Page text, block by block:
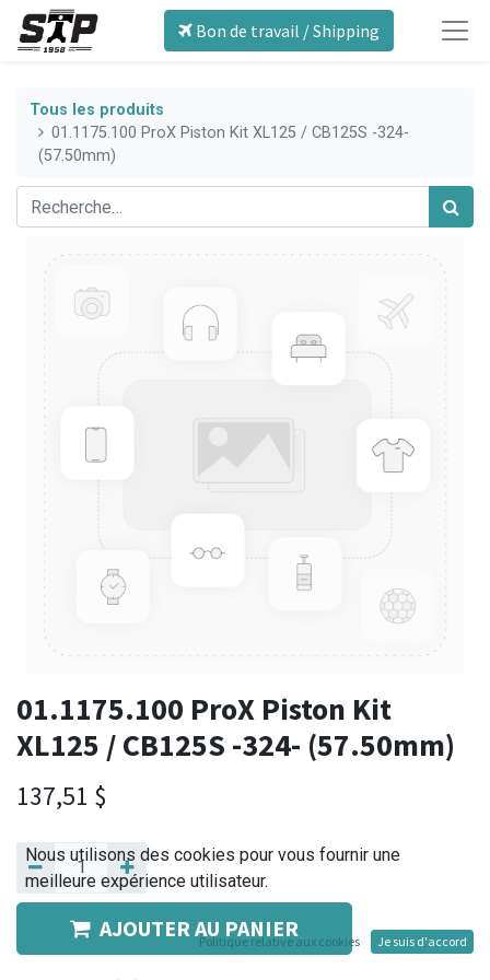
Bon de travail / Shipping
Tous les produits
01.1175.100 ProX Piston Kit XL125 / CB125S -324-
(57.50mm)
01.1175.100 ProX Piston Kit
XL125 / CB125S -324- (57.50mm)
137,51 $
AJOUTER AU PANIER
Nous utilisons des cookies pour vous fournir une
meilleure expérience utilisateur.
Politique relative aux cookies Je suis d'accord